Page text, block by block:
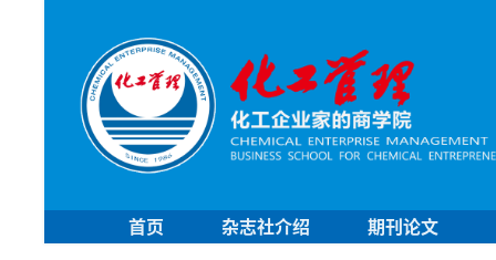
首页 杂志社介绍 期刊论文